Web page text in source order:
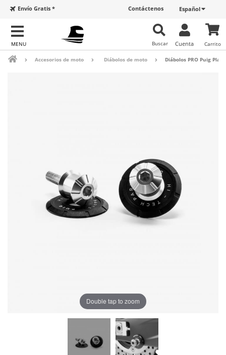
Español
Contáctenos
Envío Gratis *
Carrito
Cuenta
Buscar
Accesorios de moto Diábolos de moto Diábolos PRO Puig
Double tap to zoom